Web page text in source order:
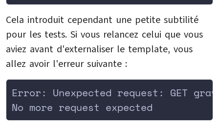
Cela introduit cependant une petite subtilité
pour les tests. Si vous relancez celui que vous
aviez avant d'externaliser le template, vous
allez avoir l'erreur suivante :
Error: Unexpected request: GET
No more request expected